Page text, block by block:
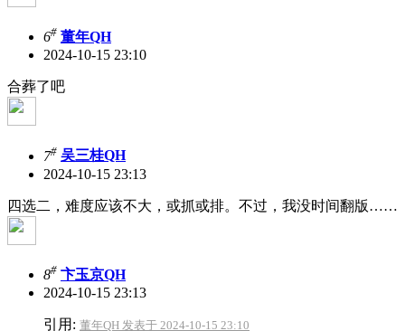
6# 董年QH
2024-10-15 23:10
合葬了吧
7# 吴三桂QH
2024-10-15 23:13
四选二，难度应该不大，或抓或排。不过，我没时间翻版……
8# 卞玉京QH
2024-10-15 23:13
引用: 董年QH 发表于 2024-10-15 23:10